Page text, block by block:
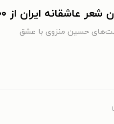
ایران از ۱۳۰۰ تا ۱۳۹۹: نام من عاشق
حسین منزوی با عشق